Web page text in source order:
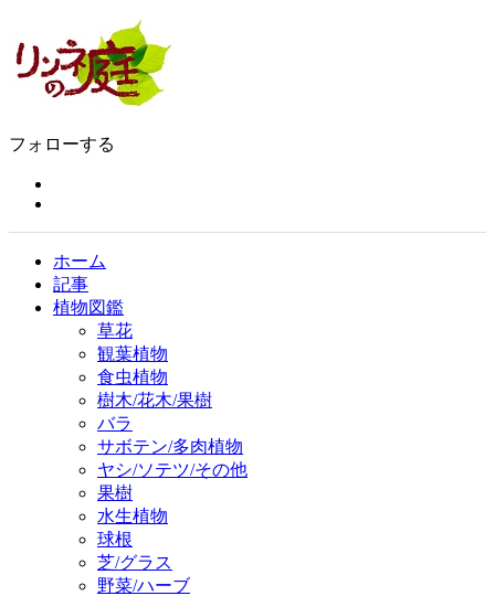
フォローする
ホーム
記事
植物図鑑
草花
観葉植物
食虫植物
樹木/花木/果樹
バラ
サボテン/多肉植物
ヤシ/ソテツ/その他
果樹
水生植物
球根
芝/グラス
野菜/ハーブ